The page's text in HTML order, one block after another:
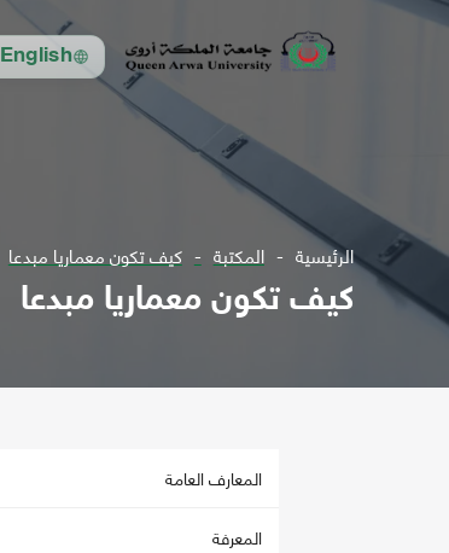
English
الرئيسية المكتبة كيف تكون معماريا مبدعا
كيف تكون معماريا مبدعا
المعارف العامة
المعرفة